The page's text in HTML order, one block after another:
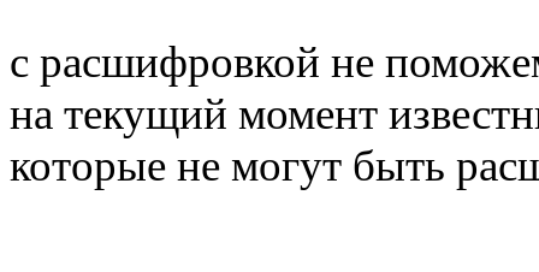
с расшифровкой не
на текущий момент
которые не могут быть